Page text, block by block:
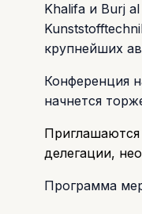
Khalifa и Burj
крупнейших
Конференция
начнется
делегации,
Программа